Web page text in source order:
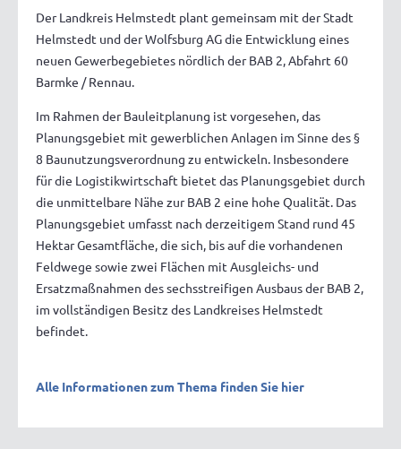
Der Landkreis Helmstedt plant gemeinsam mit der Stadt
Helmstedt und der Wolfsburg AG die Entwicklung eines
neuen Gewerbegebietes nördlich der BAB 2, Abfahrt 60
Barmke / Rennau.
Im Rahmen der Bauleitplanung ist vorgesehen, das
Planungsgebiet mit gewerblichen Anlagen im Sinne des §
8 Baunutzungsverordnung zu entwickeln. Insbesondere
für die Logistikwirtschaft bietet das Planungsgebiet durch
die unmittelbare Nähe zur BAB 2 eine hohe Qualität. Das
Planungsgebiet umfasst nach derzeitigem Stand rund 45
Hektar Gesamtfläche, die sich, bis auf die vorhandenen
Feldwege sowie zwei Flächen mit Ausgleichs- und
Ersatzmaßnahmen des sechsstreifigen Ausbaus der BAB 2,
im vollständigen Besitz des Landkreises Helmstedt
befindet.
Alle Informationen zum Thema finden Sie hier